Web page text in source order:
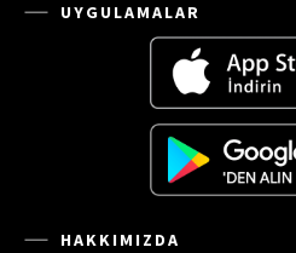
UYGULAMALAR
HAKKIMIZDA